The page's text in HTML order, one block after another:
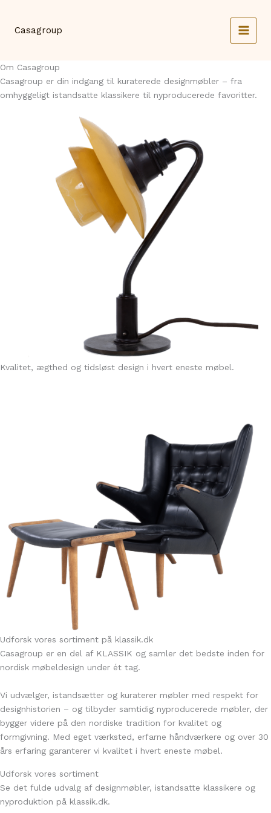
indholdet
Casagroup
MAIN
Om Casagroup
Casagroup er din indgang til kuraterede designmøbler – fra
omhyggeligt istandsatte klassikere til nyproducerede favoritter.
Kvalitet, ægthed og tidsløst design i hvert eneste møbel.
Udforsk vores sortiment på klassik.dk
Casagroup er en del af KLASSIK og samler det bedste inden for
nordisk møbeldesign under ét tag.
Vi udvælger, istandsætter og kuraterer møbler med respekt for
designhistorien – og tilbyder samtidig nyproducerede møbler, der
bygger videre på den nordiske tradition for kvalitet og
formgivning. Med eget værksted, erfarne håndværkere og over 30
års erfaring garanterer vi kvalitet i hvert eneste møbel.
Udforsk vores sortiment
Se det fulde udvalg af designmøbler, istandsatte klassikere og
nyproduktion på klassik.dk.